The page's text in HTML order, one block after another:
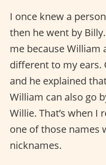
I once knew a
then he went by
me because William
different to my ears.
and he explained
William can also go
Willie. That’s when I
one of those names
nicknames.